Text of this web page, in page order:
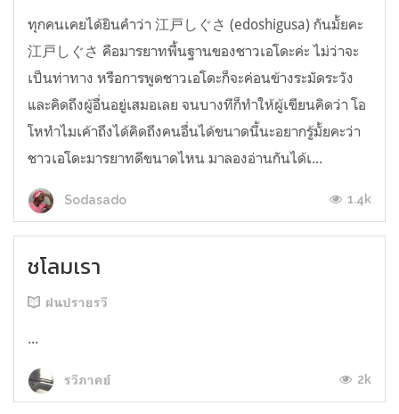
ทุกคนเคยได้ยินคำว่า 江戸しぐさ (edoshigusa) กันมั้ยคะ
江戸しぐさ คือมารยาทพื้นฐานของชาวเอโดะค่ะ ไม่ว่าจะ
เป็นท่าทาง หรือการพูดชาวเอโดะก็จะค่อนข้างระมัดระวัง
และคิดถึงผู้อื่นอยู่เสมอเลย จนบางทีก็ทำให้ผู้เขียนคิดว่า โอ
โหทำไมเค้าถึงได้คิดถึงคนอื่นได้ขนาดนี้นะอยากรู้มั้ยคะว่า
ชาวเอโดะมารยาทดีขนาดไหน มาลองอ่านกันได้เ...
Sodasado 1.4k
ชโลมเรา
ฝนปรายรวี
...
รวีภาคย์ 2k